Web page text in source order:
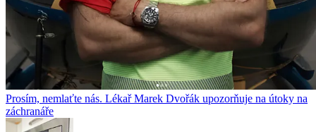
Prosím, nemlaťte nás. Lékař Marek Dvořák upozorňuje na útoky na
záchranáře